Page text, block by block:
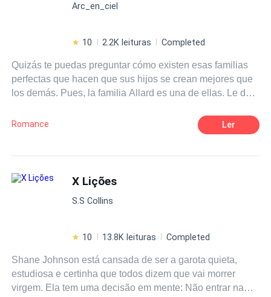
Arc_en_ciel
10 2.2K leituras Completed
Quizás te puedas preguntar cómo existen esas familias
perfectas que hacen que sus hijos se crean mejores que
los demás. Pues, la familia Allard es una de ellas. Le dan
terrible secreto. ¿Cuál será? Su hija, Aina Allard,
excelente estudiante y la chica popular del CJ, se piensa
perspicacia? ¿Verá que lo perfecto no existe y pintaba
ante todos un mundo color de rosa cuando en realidad es
romance… Sans Perfection. * *El amor puede ser
la clave del amor es tener un romance… Sin Perfección.
Romance Ler
X Lições
S.S Collins
10 13.8K leituras Completed
Shane Johnson está cansada de ser a garota quieta,
estudiosa e certinha que todos dizem que vai morrer
virgem. Ela tem uma decisão em mente: Não entrar na